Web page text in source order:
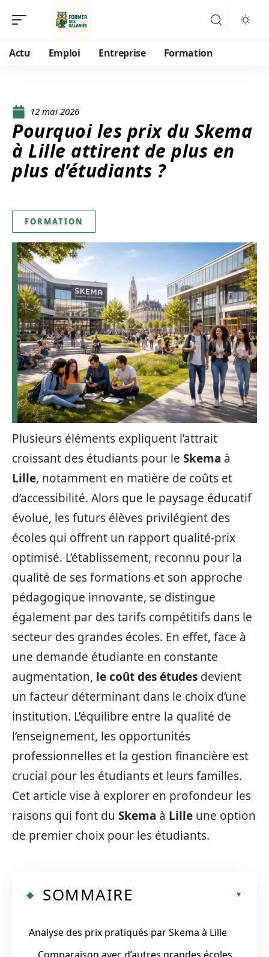
Actu Emploi Entreprise Formation
12 mai 2026
Pourquoi les prix du Skema
à Lille attirent de plus en
plus d’étudiants ?
FORMATION
Plusieurs éléments expliquent l’attrait
croissant des étudiants pour le Skema à
Lille, notamment en matière de coûts et
d’accessibilité. Alors que le paysage éducatif
évolue, les futurs élèves privilégient des
écoles qui offrent un rapport qualité-prix
optimisé. L’établissement, reconnu pour la
qualité de ses formations et son approche
pédagogique innovante, se distingue
également par des tarifs compétitifs dans le
secteur des grandes écoles. En effet, face à
une demande étudiante en constante
augmentation, le coût des études devient
un facteur déterminant dans le choix d’une
institution. L’équilibre entre la qualité de
l’enseignement, les opportunités
professionnelles et la gestion financière est
crucial pour les étudiants et leurs familles.
Cet article vise à explorer en profondeur les
raisons qui font du Skema à Lille une option
de premier choix pour les étudiants.
SOMMAIRE
Analyse des prix pratiqués par Skema à Lille
Comparaison avec d’autres grandes écoles